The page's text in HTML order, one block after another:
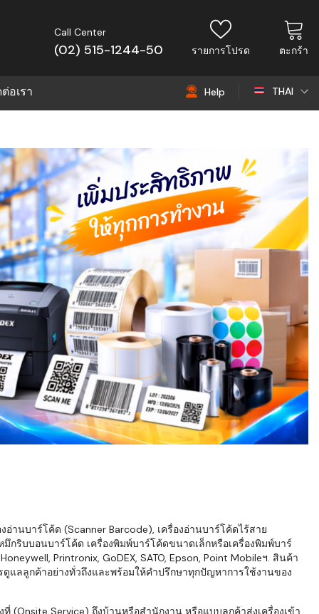
Call Center
(02) 515-1244-50 รายการโปรด ตะกร้า
อเรา Help THAI
EN
านบาร์โค้ด (Scanner Barcode), เครื่องอ่านบาร์โค้ดไร้สาย
กริบบอนบาร์โค้ด เครื่องพิมพ์บาร์โค้ดขนาดเล็กหรือเครื่องพิมพ์บาร์
Printronix, GoDEX, SATO, Epson, Point Mobileฯ. สินค้า
แลลูกค้าอย่างทั่วถึงและพร้อมให้คำปรึกษาทุกปัญหาการใช้งานของ
(Onsite Service) ถึงบ้านหรือสำนักงาน หรือแบบลูกค้าส่งเครื่องเข้า